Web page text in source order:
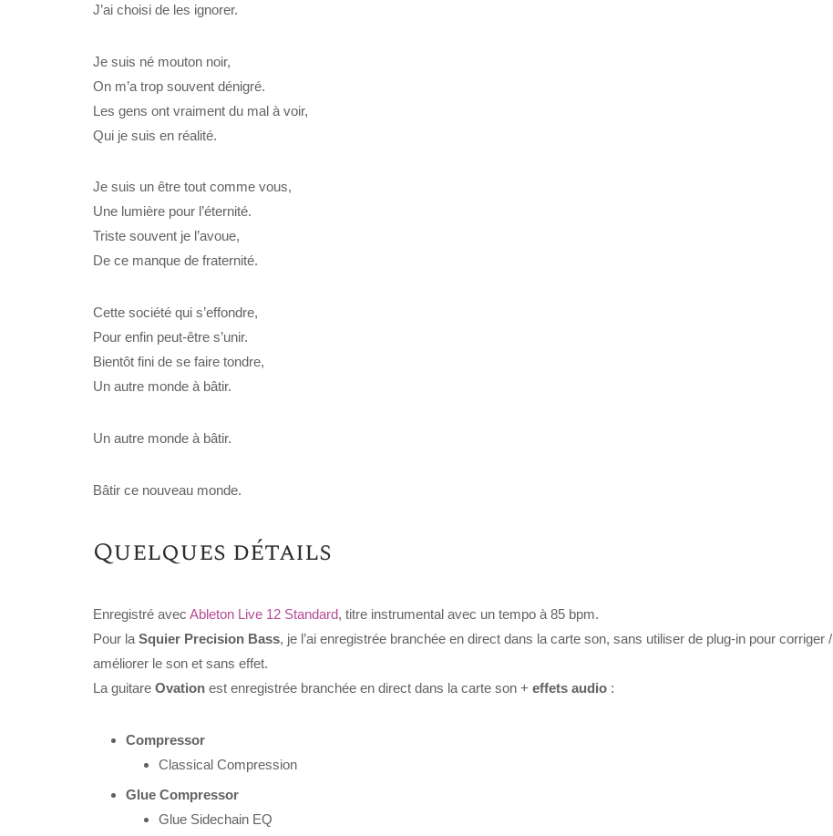
J’ai choisi de les ignorer.
Je suis né mouton noir,
On m’a trop souvent dénigré.
Les gens ont vraiment du mal à voir,
Qui je suis en réalité.
Je suis un être tout comme vous,
Une lumière pour l’éternité.
Triste souvent je l’avoue,
De ce manque de fraternité.
Cette société qui s’effondre,
Pour enfin peut-être s’unir.
Bientôt fini de se faire tondre,
Un autre monde à bâtir.
Un autre monde à bâtir.
Bâtir ce nouveau monde.
Quelques détails
Enregistré avec Ableton Live 12 Standard, titre instrumental avec un tempo à 85 bpm.
Pour la Squier Precision Bass, je l’ai enregistrée branchée en direct dans la carte son, sans utiliser de plug-in pour corriger /
améliorer le son et sans effet.
La guitare Ovation est enregistrée branchée en direct dans la carte son + effets audio :
Compressor
Classical Compression
Glue Compressor
Glue Sidechain EQ